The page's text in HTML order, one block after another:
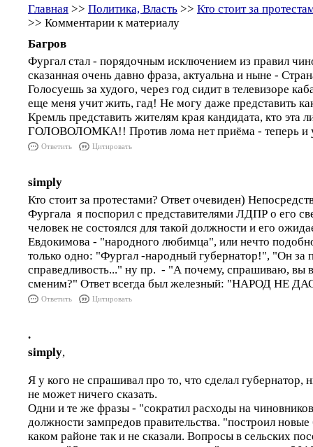
Главная >> Политика, Власть >> Кто стоит за
>> Комментарии к материалу
Багров
Фургал стал - порядочным исключением из правил
сказанная очень давно фраза, актуальна и ныне -
Голосуешь за худого, через год сидит в телевизоре
еще меня учит жить, гад! Не могу даже представить
Кремль представить жителям края кандидата, кто эта
ГОЛОВОЛОМКА!! Против лома нет приёма - теперь и
Ответить Цитировать
simply
Кто стоит за протестами? Ответ очевиден)
Фургала я поспорил с представителями ЛДПР о его
человек не состоялся для такой должности и его
Евдокимова - "народного любимца", или нечто
только одно: "Фургал -народный губернатор!", "Он за
справедливость..." ну пр. - "А почему, спрашиваю, вы
сменим?" Ответ всегда был железный: "НАРОД НЕ
Ответить Цитировать
.
simply,
Я у кого не спрашивал про то, что сделал губернатор,
не может ничего сказать.
Одни и те же фразы - "сократил расходы на
должности зампредов правительства. "построил
каком районе так и не сказали. Вопросы в сельских